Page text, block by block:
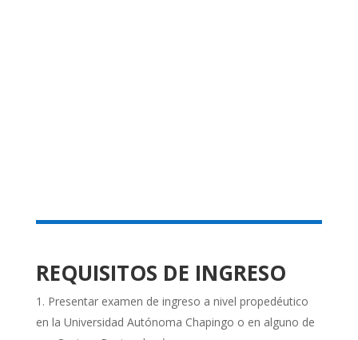
REQUISITOS DE INGRESO
Presentar examen de ingreso a nivel propedéutico
en la Universidad Autónoma Chapingo o en alguno de